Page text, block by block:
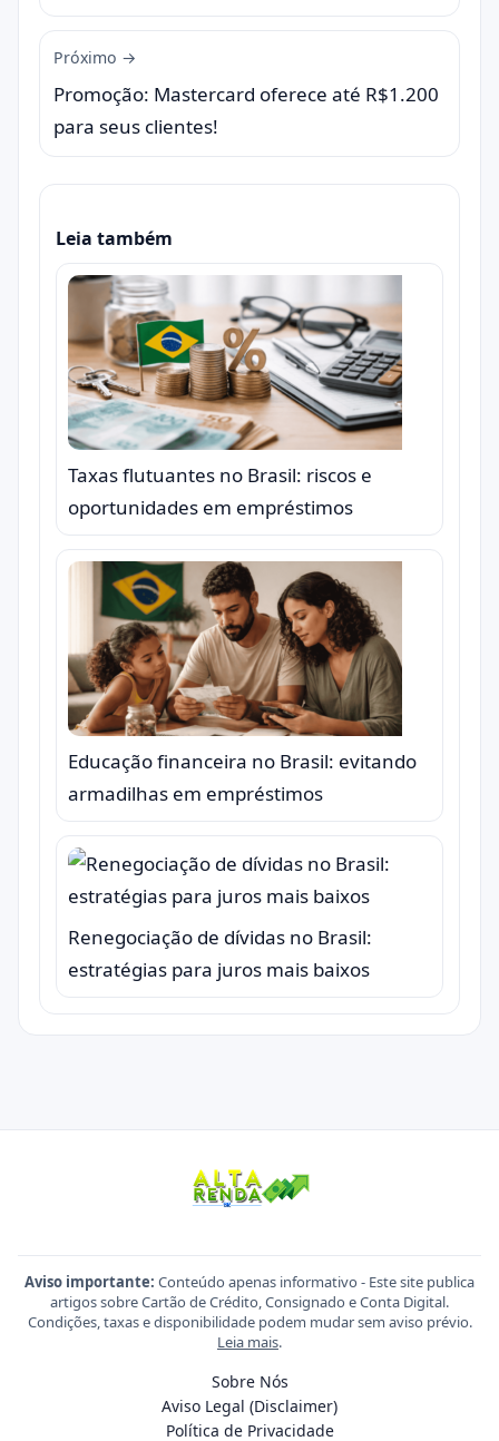
Próximo →
Promoção: Mastercard oferece até R$1.200
para seus clientes!
Leia também
Taxas flutuantes no Brasil: riscos e
oportunidades em empréstimos
Educação financeira no Brasil: evitando
armadilhas em empréstimos
Renegociação de dívidas no Brasil:
estratégias para juros mais baixos
Aviso importante: Conteúdo apenas informativo - Este site publica
artigos sobre Cartão de Crédito, Consignado e Conta Digital.
Condições, taxas e disponibilidade podem mudar sem aviso prévio.
Leia mais.
Sobre Nós
Aviso Legal (Disclaimer)
Política de Privacidade